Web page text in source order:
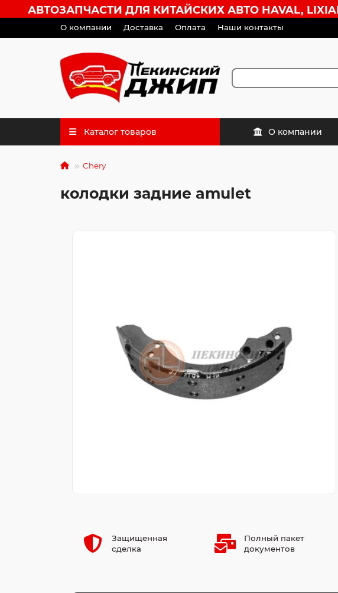
АВТОЗАПЧАСТИ ДЛЯ КИТАЙСКИХ АВТО HAVAL,
О компании Доставка Оплата Наши контакты
Каталог товаров О компании
Chery
колодки задние amulet
Защищенная
сделка
Полный пакет
документов